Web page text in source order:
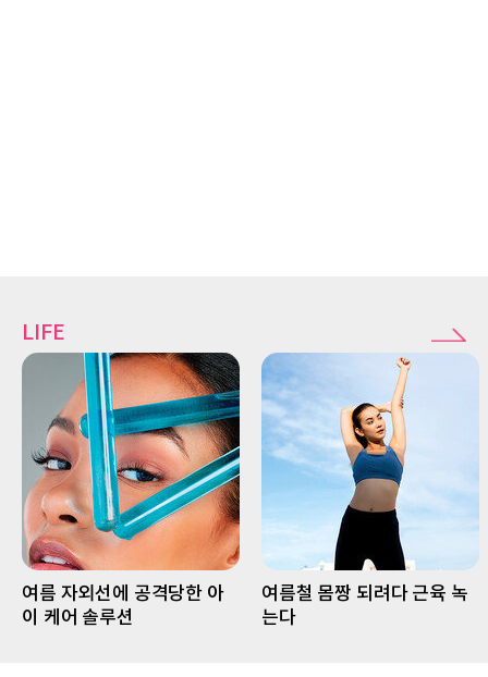
LIFE
여름 자외선에 공격당한 아
이 케어 솔루션
여름철 몸짱 되려다 근육 녹
는다